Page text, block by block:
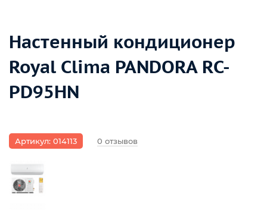
Настенный кондиционер
Royal Clima PANDORA RC-
PD95HN
Артикул: 014113 0 отзывов